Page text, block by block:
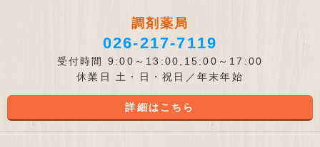
調剤薬局
026-217-7119
受付時間 9:00～13:00,15:00～17:00
休業日 土・日・祝日／年末年始
詳細はこちら